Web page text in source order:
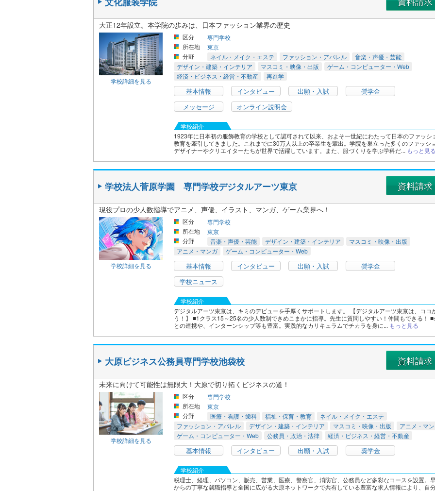
大正12年設立。本学院の歩みは、日本ファッション業界の歴史
学校詳細を見る
区分
専門学校
所在地
東京
分野
ネイル・メイク・エステ ファッション・アパレル
音楽・声優・芸能
デザイン・建築・インテリア
マスコミ・映像・出版
ゲーム・コンピューター・Web
経済・ビジネス・経営・不動産
再進学
基本情報 インタビュー 出願・入試
奨学金
メッセージ
オンライン説明会
学校紹介
1923年に日本初の服飾教育の学校として認可されて以来、およそ一世紀にわたって日本のファッシ
教育を牽引してきました。これまでに30万人以上の卒業生を輩出。学院を巣立った多くのファッシ
デザイナーやクリエイターたちが世界で活躍しています。また、服づくりを学ぶ学科だ... もっと見る
学校法人菅原学園 専門学校デジタルアーツ東京 資料請求
現役プロの少人数指導でアニメ、声優、イラスト、マンガ、ゲーム業界へ！
学校詳細を見る
区分
専門学校
所在地
東京
分野
音楽・声優・芸能 デザイン・建築・インテリア
マスコミ・映像・出版
アニメ・マンガ
ゲーム・コンピューター・Web
基本情報 インタビュー 出願・入試
奨学金
学校ニュース
学校紹介
デジタルアーツ東京は、キミのデビューを手厚くサポートします。 【デジタルアーツ東京は、ココ
う！】 ■1クラス15～25名の少人数制できめこまかに指導。先生に質問しやすい！仲間もできる！
との連携や、インターンシップ等も豊富。実践的なカリキュラムでチカラを身に... もっと見る
大原ビジネス公務員専門学校池袋校 資料請求
未来に向けて可能性は無限大！大原で切り拓くビジネスの道！
学校詳細を見る
区分
専門学校
所在地
東京
分野
医療・看護・歯科 福祉・保育・教育
ネイル・メイク・エステ
ファッション・アパレル
デザイン・建築・インテリア マスコミ・映像・出版
アニメ・マ
ゲーム・コンピューター・Web
公務員・政治・法律 経済・ビジネス・経営・不動産
基本情報 インタビュー 出願・入試 奨学金
学校紹介
税理士、経理、パソコン、販売、営業、医療、警察官、消防官、公務員など多彩なコースを設置。
からの丁寧な就職指導と全国に広がる大原ネットワークで共有している豊富な求人情報により、自